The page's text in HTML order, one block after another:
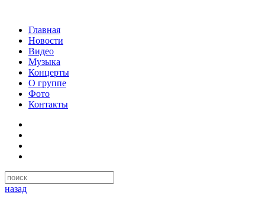
Главная
Новости
Видео
Музыка
Концерты
О группе
Фото
Контакты
назад